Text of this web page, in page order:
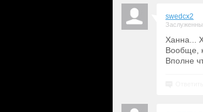
swedcx2
Ханна...
Вообще,
Вполне